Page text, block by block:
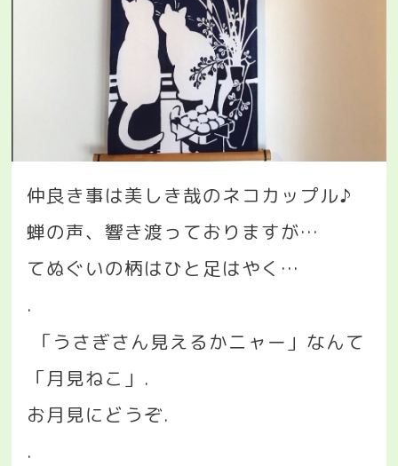
仲良き事は美しき哉のネコカップル♪
蝉の声、響き渡っておりますが…
てぬぐいの柄はひと足はやく …
.
「うさぎさん見えるかニャー」なんて
「月見ねこ」 .
お月見にどうぞ.
.